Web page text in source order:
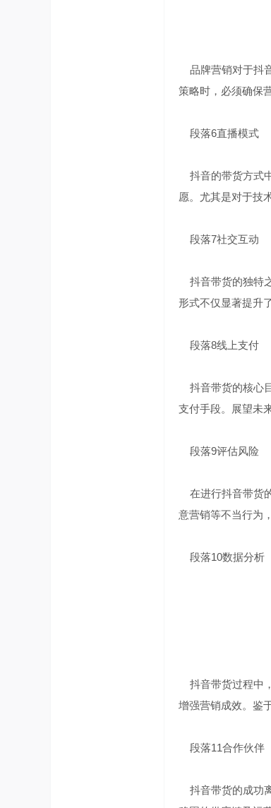
品牌营销对于抖
策略时，必须确保
段落6直播模式
抖音的带货方式
愿。尤其是对于技
段落7社交互动
抖音带货的独特
形式不仅显著提升
段落8线上支付
抖音带货的核心
支付手段。展望未
段落9评估风险
在进行抖音带货
意营销等不当行为
段落10数据分析
抖音带货过程中
增强营销成效。鉴
段落11合作伙伴
抖音带货的成功